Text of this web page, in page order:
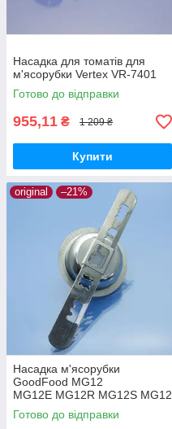
Насадка для томатів для
м'ясорубки Vertex VR-7401
Готово до відправки
955,11 ₴ 1 209 ₴
Купити
original –21%
Насадка м'ясорубки
GoodFood MG12
MG12E MG12R MG12S MG12
SS MG12HSS MG12P для
тіста печива
Готово до відправки